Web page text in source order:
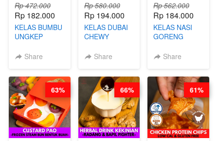
Rp 472.000
Rp 182.000
KELAS BUMBU
UNGKEP
KEMASAN - BY
Share
Rp 580.000
Rp 194.000
KELAS DUBAI
CHEWY
VIRAL
DITA
Share
Rp 562.000
Rp 184.000
KELAS NASI
GORENG
CHINESE WOK
CHEF
STEPHANIE
Share
63% 66% 61%